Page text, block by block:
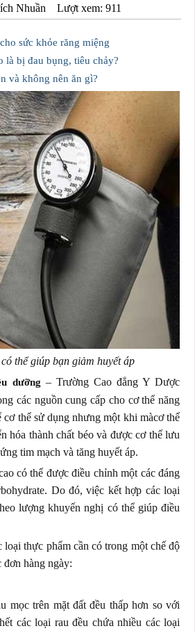
Nhuần Lượt xem: 911
sức khỏe răng miệng
là bị đau bụng, tiêu chảy?
và không nên ăn gì?
thể giúp bạn giảm huyết áp
dưỡng – Trường Cao đẳng Y Dược
các nguồn cung cấp cho cơ thể năng
thể sử dụng nhưng một khi màcơ thể
hóa thành chất béo và được cơ thể lưu
tim mạch và tăng huyết áp.
có thể được điều chỉnh một các đáng
Do đó, việc kết hợp các loại
lượng khuyến nghị có thể giúp điều
thực phẩm cần có trong một chế độ
hàng ngày:
mọc trên mặt đất đều thấp hơn so với
các loại rau đều chứa nhiều các loại